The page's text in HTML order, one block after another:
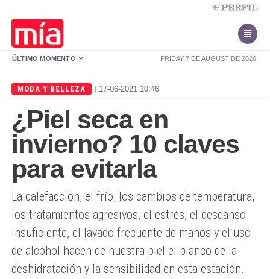
FRIDAY 7 DE AUGUST DE 2026
ÚLTIMO MOMENTO
MODA Y BELLEZA | 17-06-2021 10:46
¿Piel seca en
invierno? 10 claves
para evitarla
La calefacción, el frío, los cambios de temperatura,
los tratamientos agresivos, el estrés, el descanso
insuficiente, el lavado frecuente de manos y el uso
de alcohol hacen de nuestra piel el blanco de la
deshidratación y la sensibilidad en esta estación.